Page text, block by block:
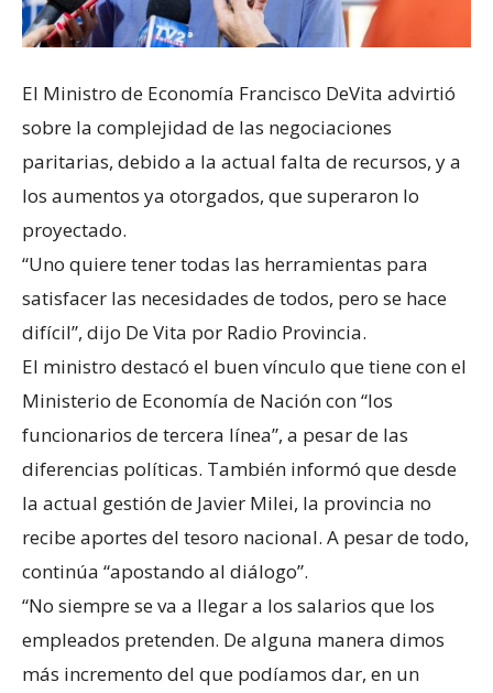
El Ministro de Economía Francisco DeVita advirtió
sobre la complejidad de las negociaciones
paritarias, debido a la actual falta de recursos, y a
los aumentos ya otorgados, que superaron lo
proyectado.
“Uno quiere tener todas las herramientas para
satisfacer las necesidades de todos, pero se hace
difícil”, dijo De Vita por Radio Provincia.
El ministro destacó el buen vínculo que tiene con el
Ministerio de Economía de Nación con “los
funcionarios de tercera línea”, a pesar de las
diferencias políticas. También informó que desde
la actual gestión de Javier Milei, la provincia no
recibe aportes del tesoro nacional. A pesar de todo,
continúa “apostando al diálogo”.
“No siempre se va a llegar a los salarios que los
empleados pretenden. De alguna manera dimos
más incremento del que podíamos dar, en un